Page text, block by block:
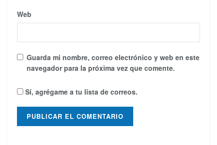
Web
Guarda mi nombre, correo electrónico y web en este
navegador para la próxima vez que comente.
Sí, agrégame a tu lista de correos.